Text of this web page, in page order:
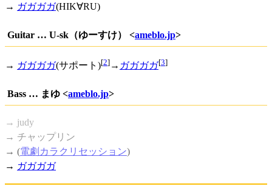
→ ガガガガ(HIK∀RU)
Guitar … U-sk（ゆーすけ） <ameblo.jp>
→ ガガガガ(サポート)[2] → ガガガガ[3]
Bass … まゆ <ameblo.jp>
→ judy
→ チャップリン
→ (電劇カラクリセッション)
→ ガガガガ